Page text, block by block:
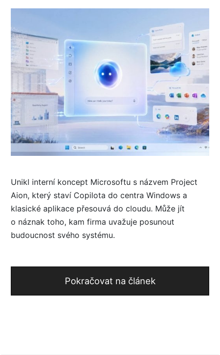
Unikl interní koncept Microsoftu s názvem Project
Aion, který staví Copilota do centra Windows a
klasické aplikace přesouvá do cloudu. Může jít
o náznak toho, kam firma uvažuje posunout
budoucnost svého systému.
Pokračovat na článek